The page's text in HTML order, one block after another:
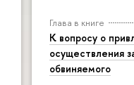
Глава в книге
К вопросу о
осуществления
обвиняемого